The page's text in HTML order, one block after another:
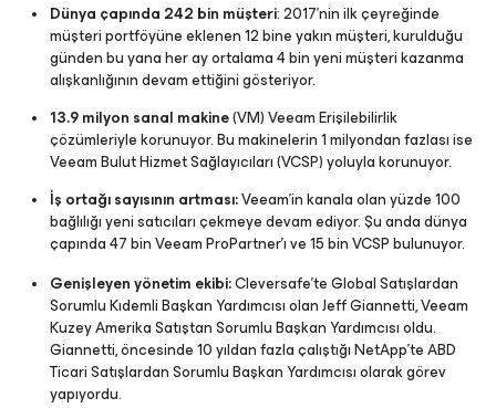
Dünya çapında 242 bin müşteri: 2017’nin ilk çeyreğinde
müşteri portföyüne eklenen 12 bine yakın müşteri, kurulduğu
günden bu yana her ay ortalama 4 bin yeni müşteri kazanma
alışkanlığının devam ettiğini gösteriyor.
13.9 milyon sanal makine(VM) Veeam Erişilebilirlik
çözümleriyle korunuyor. Bu makinelerin 1 milyondan fazlası ise
Veeam Bulut Hizmet Sağlayıcıları (VCSP) yoluyla korunuyor.
İş ortağı sayısının artması:Veeam’in kanala olan yüzde 100
bağlılığı yeni satıcıları çekmeye devam ediyor. Şu anda dünya
çapında 47 bin Veeam ProPartner’ı ve 15 bin VCSP bulunuyor.
Genişleyen yönetim ekibi:Cleversafe’te Global Satışlardan
Sorumlu Kıdemli Başkan Yardımcısı olan Jeff Giannetti, Veeam
Kuzey Amerika Satıştan Sorumlu Başkan Yardımcısı oldu.
Giannetti, öncesinde 10 yıldan fazla çalıştığı NetApp’te ABD
Ticari Satışlardan Sorumlu Başkan Yardımcısı olarak görev
yapıyordu.